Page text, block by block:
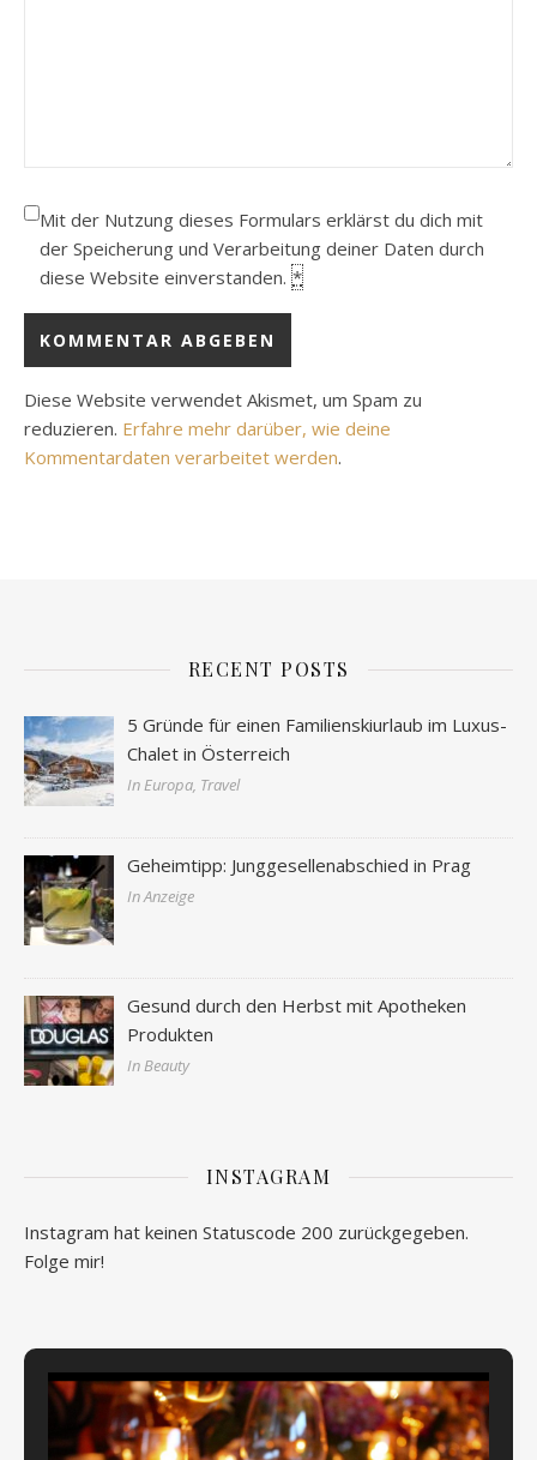
Mit der Nutzung dieses Formulars erklärst du dich mit
der Speicherung und Verarbeitung deiner Daten durch
diese Website einverstanden. *
Diese Website verwendet Akismet, um Spam zu
reduzieren. Erfahre mehr darüber, wie deine
Kommentardaten verarbeitet werden.
RECENT POSTS
5 Gründe für einen Familienskiurlaub im Luxus-
Chalet in Österreich
In Europa, Travel
Geheimtipp: Junggesellenabschied in Prag
In Anzeige
Gesund durch den Herbst mit Apotheken
Produkten
In Beauty
INSTAGRAM
Instagram hat keinen Statuscode 200 zurückgegeben.
Folge mir!